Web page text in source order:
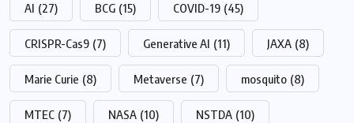
AI (27) BCG (15) COVID-19 (45)
CRISPR-Cas9 (7) Generative AI (11) JAXA (8)
Marie Curie (8) Metaverse (7) mosquito (8)
MTEC (7) NASA (10) NSTDA (10)